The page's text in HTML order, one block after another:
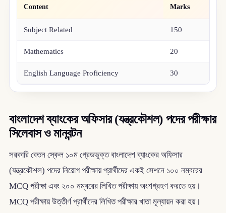
Content Marks
Subject Related 150
Mathematics 20
English Language Proficiency 30
বাংলাদেশ ব্যাংকের অফিসার (যন্ত্রকৌশল) পদের পরীক্ষার
সিলেবাস ও মানবন্টন
সরকারি বেতন স্কেল ১০ম গ্রেডভুক্ত বাংলাদেশ ব্যাংকের অফিসার
(যন্ত্রকৌশল) পদের নিয়োগ পরীক্ষায় প্রার্থীদের একই সেশনে ১০০ নম্বরের
MCQ পরীক্ষা এবং ২০০ নম্বরের লিখিত পরীক্ষায় অংশগ্রহণ করতে হয়।
MCQ পরীক্ষায় উত্তীর্ণ প্রার্থীদের লিখিত পরীক্ষার খাতা মূল্যায়ন করা হয়।